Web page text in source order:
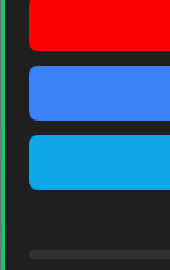
SAIU CUPHEAD
HOLLOW KINGNIT
NOVOS JOGOS
ANDROID E IOS